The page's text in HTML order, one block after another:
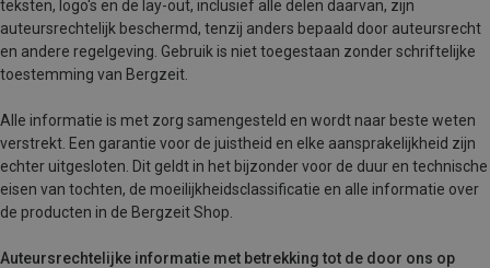
teksten, logo's en de lay-out, inclusief alle delen daarvan, zijn
auteursrechtelijk beschermd, tenzij anders bepaald door auteursrecht
en andere regelgeving. Gebruik is niet toegestaan zonder schriftelijke
toestemming van Bergzeit.
Alle informatie is met zorg samengesteld en wordt naar beste weten
verstrekt. Een garantie voor de juistheid en elke aansprakelijkheid zijn
echter uitgesloten. Dit geldt in het bijzonder voor de duur en technische
eisen van tochten, de moeilijkheidsclassificatie en alle informatie over
de producten in de Bergzeit Shop.
Auteursrechtelijke informatie met betrekking tot de door ons op